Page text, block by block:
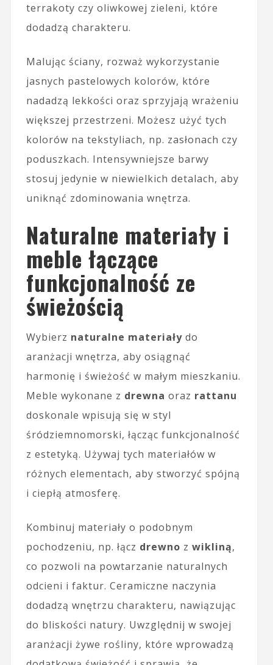
terrakoty czy oliwkowej zieleni, które
dodadzą charakteru.
Malując ściany, rozważ wykorzystanie
jasnych pastelowych kolorów, które
nadadzą lekkości oraz sprzyjają wrażeniu
większej przestrzeni. Możesz użyć tych
kolorów na tekstyliach, np. zasłonach czy
poduszkach. Intensywniejsze barwy
stosuj jedynie w niewielkich detalach, aby
uniknąć zdominowania wnętrza.
Naturalne materiały i
meble łączące
funkcjonalność ze
świeżością
Wybierz naturalne materiałydo
aranżacji wnętrza, aby osiągnąć
harmonię i świeżość w małym mieszkaniu.
Meble wykonane z drewna oraz rattanu
doskonale wpisują się w styl
śródziemnomorski, łącząc funkcjonalność
z estetyką. Używaj tych materiałów w
różnych elementach, aby stworzyć spójną
i ciepłą atmosferę.
Kombinuj materiały o podobnym
pochodzeniu, np. łącz drewno z wikliną,
co pozwoli na powtarzanie naturalnych
odcieni i faktur. Ceramiczne naczynia
dodadzą wnętrzu charakteru, nawiązując
do bliskości natury. Uwzględnij w swojej
aranżacji żywe rośliny, które wprowadzą